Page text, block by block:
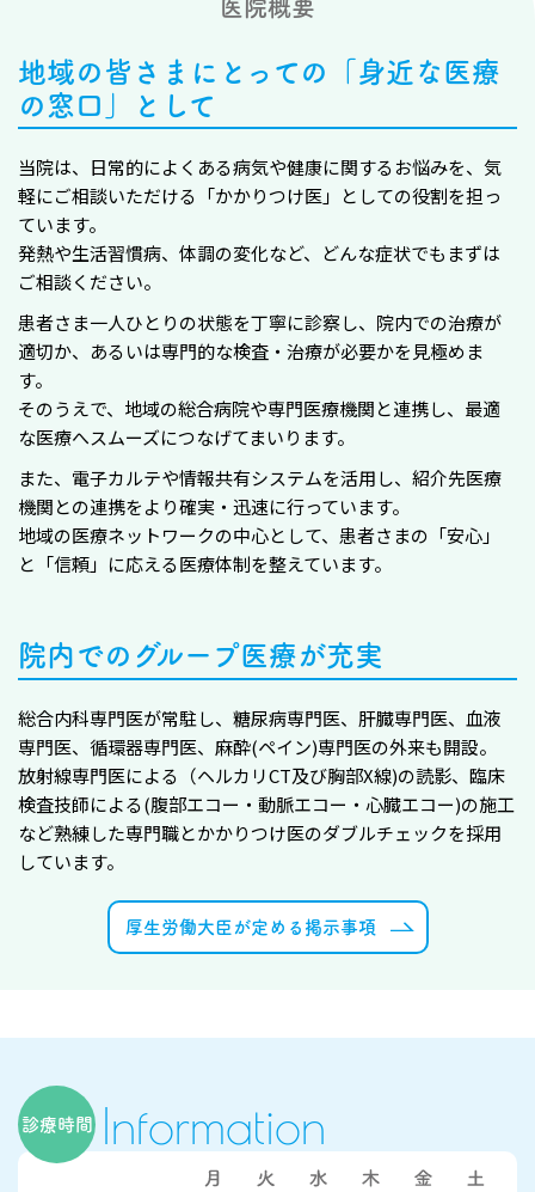
医院概要
地域の皆さまにとっての「身近な医療
の窓口」として
当院は、日常的によくある病気や健康に関するお悩みを、気
軽にご相談いただける「かかりつけ医」としての役割を担っ
ています。
発熱や生活習慣病、体調の変化など、どんな症状でもまずは
ご相談ください。
患者さま一人ひとりの状態を丁寧に診察し、院内での治療が
適切か、あるいは専門的な検査・治療が必要かを見極めま
す。
そのうえで、地域の総合病院や専門医療機関と連携し、最適
な医療へスムーズにつなげてまいります。
また、電子カルテや情報共有システムを活用し、紹介先医療
機関との連携をより確実・迅速に行っています。
地域の医療ネットワークの中心として、患者さまの「安心」
と「信頼」に応える医療体制を整えています。
院内でのグループ医療が充実
総合内科専門医が常駐し、糖尿病専門医、肝臓専門医、血液
専門医、循環器専門医、麻酔(ペイン)専門医の外来も開設。
放射線専門医による（ヘルカリCT及び胸部X線)の読影、臨床
検査技師による(腹部エコー・動脈エコー・心臓エコー)の施工
など熟練した専門職とかかりつけ医のダブルチェックを採用
しています。
厚生労働大臣が定める掲示事項
診療時間 Information